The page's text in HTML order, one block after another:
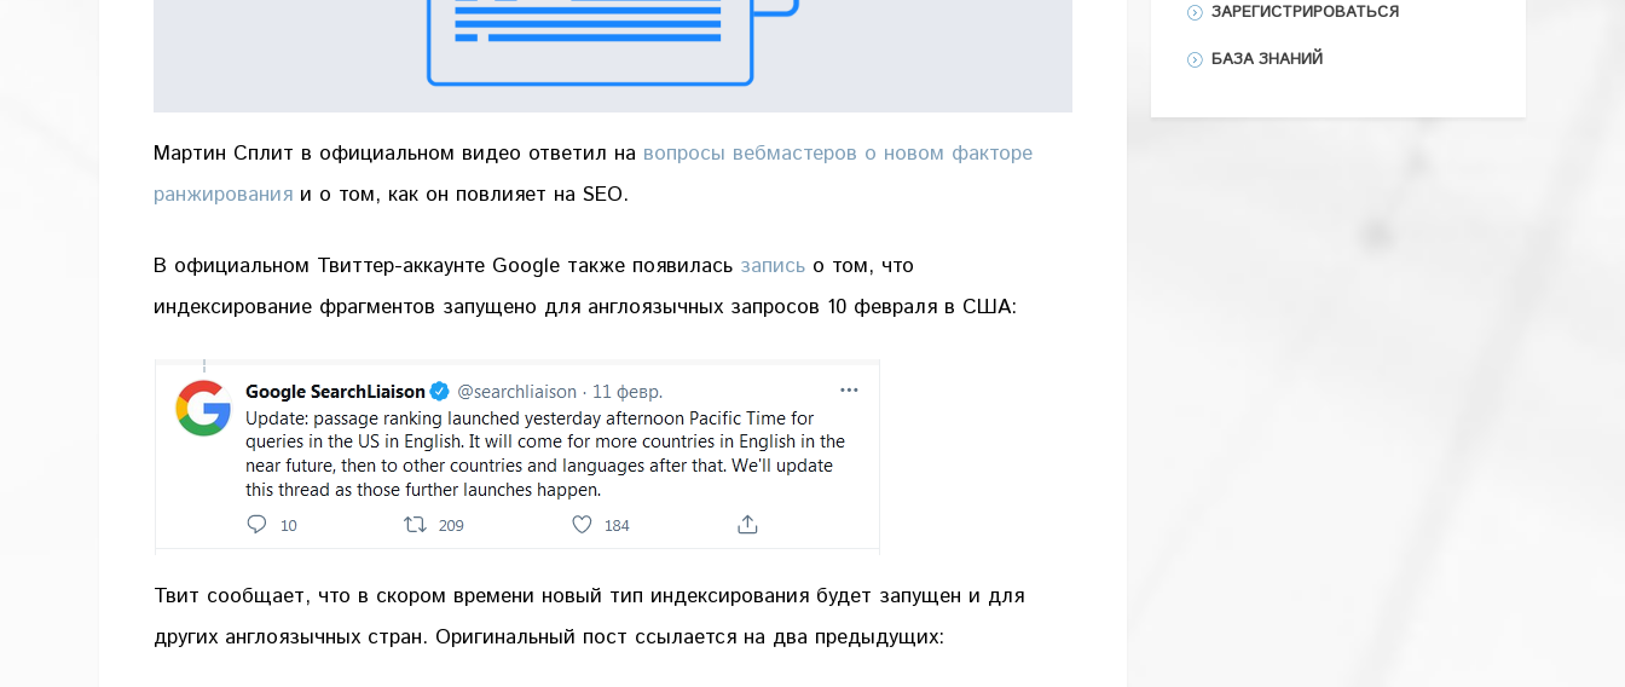
Мартин Сплит в официальном видео ответил на вопросы вебмастеров о новом факторе
ранжирования и о том, как он повлияет на SEO.
В официальном Твиттер-аккаунте Google также появилась запись о том, что
индексирование фрагментов запущено для англоязычных запросов 10 февраля в США:
Твит сообщает, что в скором времени новый тип индексирования будет запущен и для
других англоязычных стран. Оригинальный пост ссылается на два предыдущих:
ЗАРЕГИСТРИРОВАТЬСЯ
БАЗА ЗНАНИЙ